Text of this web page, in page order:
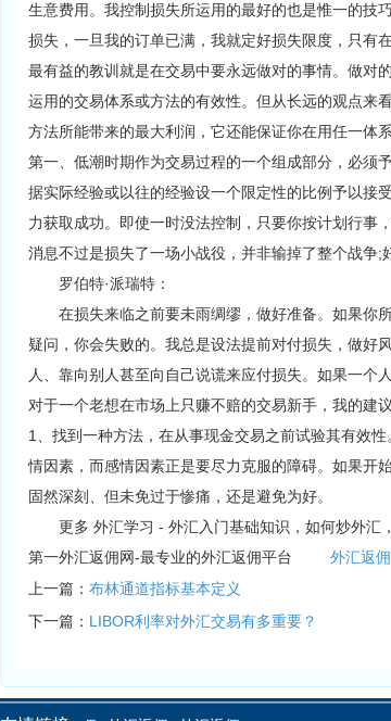
生意费用。我控制损失所运用的最好的也是惟一的技
损失，一旦我的订单已满，我就定好损失限度，只有
最有益的教训就是在交易中要永远做对的事情。做对
运用的交易体系或方法的有效性。但从长远的观点来
方法所能带来的最大利润，它还能保证你在用任一体
第一、低潮时期作为交易过程的一个组成部分，必须
据实际经验或以往的经验设一个限定性的比例予以接
力获取成功。即使一时没法控制，只要你按计划行事
消息不过是损失了一场小战役，并非输掉了整个战争;
罗伯特·派瑞特：
在损失来临之前要未雨绸缪，做好准备。如果你
疑问，你会失败的。我总是设法提前对付损失，做好
人、靠向别人甚至向自己说谎来应付损失。如果一个
对于一个老想在市场上只赚不赔的交易新手，我的建议
1、找到一种方法，在从事现金交易之前试验其有效
情因素，而感情因素正是要尽力克服的障碍。如果开
固然深刻、但未免过于惨痛，还是避免为好。
更多 外汇学习 - 外汇入门基础知识，如何炒外汇，
第一外汇返佣网-最专业的外汇返佣平台
外汇返
上一篇： 布林通道指标基本定义
下一篇： LIBOR利率对外汇交易有多重要？